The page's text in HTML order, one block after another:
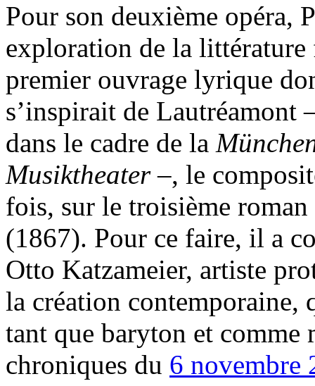
Pour son deuxième opéra,
exploration de la
premier ouvrage lyrique
s’inspirait de Lautréamont
dans le cadre de la
Musiktheater–, le
fois, sur le troisième
(1867). Pour ce faire, il a
Otto Katzameier, artiste
la création contemporaine,
tant que baryton et comme
chroniques du 6 novembre